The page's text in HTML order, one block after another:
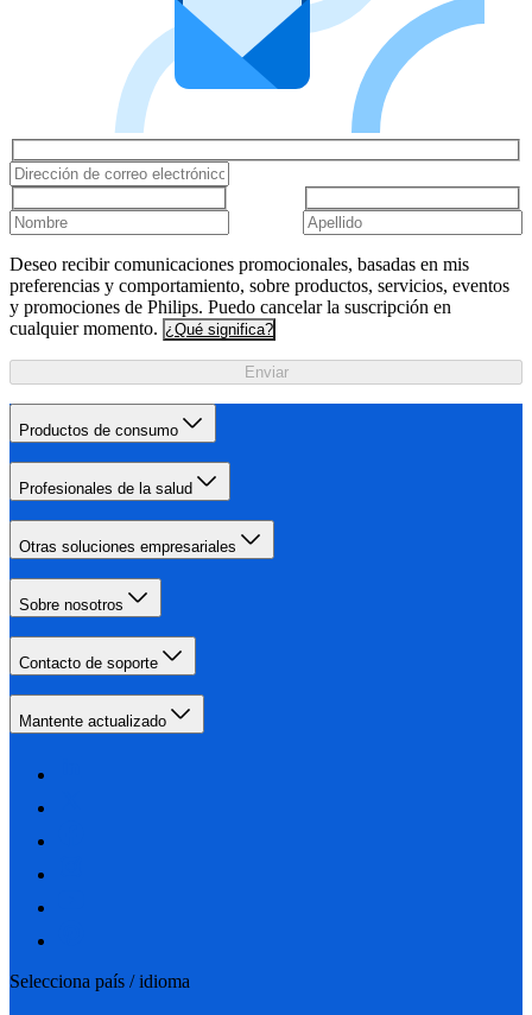
Deseo recibir comunicaciones promocionales, basadas en mis
preferencias y comportamiento, sobre productos, servicios, eventos
y promociones de Philips. Puedo cancelar la suscripción en
cualquier momento. ¿Qué significa?
Enviar
Productos de consumo
Profesionales de la salud
Otras soluciones empresariales
Sobre nosotros
Contacto de soporte
Mantente actualizado
Selecciona país / idioma